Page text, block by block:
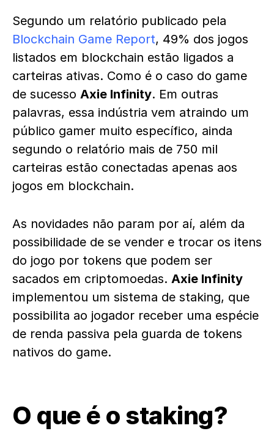
Segundo um relatório publicado pela
Blockchain Game Report, 49% dos jogos
listados em blockchain estão ligados a
carteiras ativas. Como é o caso do game
de sucesso Axie Infinity. Em outras
palavras, essa indústria vem atraindo um
público gamer muito específico, ainda
segundo o relatório mais de 750 mil
carteiras estão conectadas apenas aos
jogos em blockchain.
As novidades não param por aí, além da
possibilidade de se vender e trocar os itens
do jogo por tokens que podem ser
sacados em criptomoedas. Axie Infinity
implementou um sistema de staking, que
possibilita ao jogador receber uma espécie
de renda passiva pela guarda de tokens
nativos do game.
O que é o staking?